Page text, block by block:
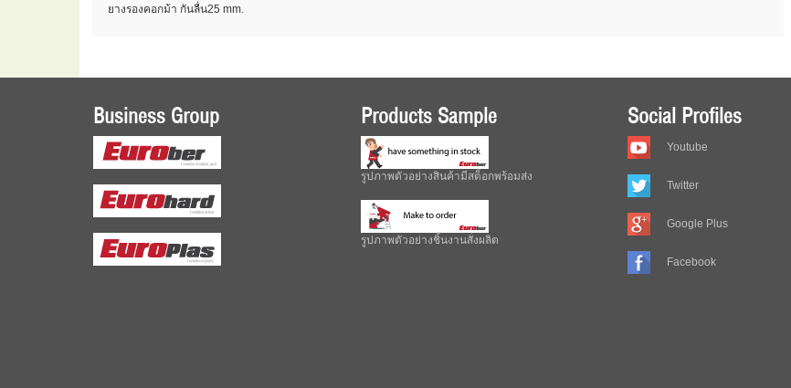
ยางรองคอกม้า กันลื่น25 mm.
Business Group Products Sample
รูปภาพตัวอย่างสินค้ามีสต็อกพร้อมส่ง
รูปภาพตัวอย่างชิ้นงานสั่งผลิต
Social Profiles
Youtube
Twitter
Google Plus
Facebook